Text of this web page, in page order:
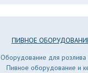
ПИВНОЕ
Оборудование для розлива
Пивное оборудование и